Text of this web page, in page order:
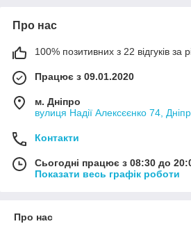
Про нас
100% позитивних з 22 відгуків за
Працює з 09.01.2020
м. Дніпро
вулиця Надії Алексєєнко 74,
Контакти
Сьогодні працює з 08:30 до
Показати весь графік роботи
Про нас